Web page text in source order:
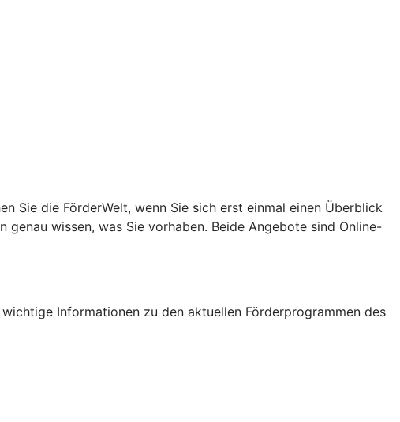
Sie die FörderWelt, wenn Sie sich erst einmal einen Überblick
wissen, was Sie vorhaben. Beide Angebote sind Online-
Informationen zu den aktuellen Förderprogrammen des